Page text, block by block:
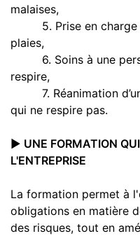
malaises,
5. Prise en charge
plaies,
6. Soins à une
respire,
7. Réanimation
qui ne respire pas.
▶️ UNE FORMATION
L'ENTREPRISE
La formation permet à
obligations en matière
des risques, tout en